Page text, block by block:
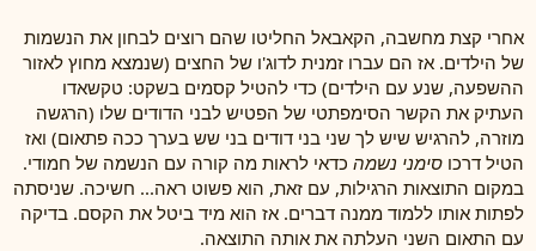
אחרי קצת מחשבה, הקאבאל החליטו שהם רוצים לבחון את הנשמות
של הילדים. אז הם עברו זמנית לדוג'ו של החצים (שנמצא מחוץ לאזור
ההשפעה, שנע עם הילדים) כדי להטיל קסמים בשקט: טקשאדו
העתיק את הקשר הסימפתטי של הפטיש לבני הדודים שלו (הרגשה
מוזרה, להרגיש שיש לך שני בני דודים בני שש בערך ככה פתאום) ואז
הטיל דרכו סימני נשמה כדאי לראות מה קורה עם הנשמה של חמודי.
במקום התוצאות הרגילות, עם זאת, הוא פשוט ראה... חשיכה. שניסתה
לפתות אותו ללמוד ממנה דברים. אז הוא מיד ביטל את הקסם. בדיקה
עם התאום השני העלתה את אותה התוצאה.